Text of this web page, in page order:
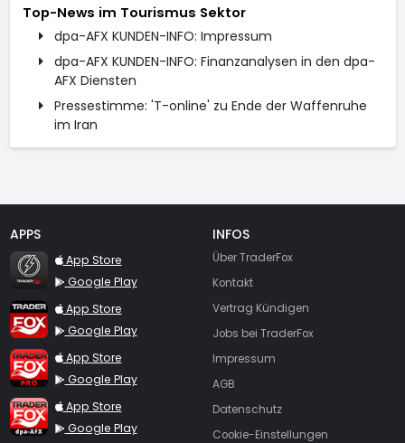
Top-News im Tourismus Sektor
dpa-AFX KUNDEN-INFO: Impressum
dpa-AFX KUNDEN-INFO: Finanzanalysen in den dpa-
AFX Diensten
Pressestimme: 'T-online' zu Ende der Waffenruhe
im Iran
APPS
TraderFox Flash
App Store
Google Play
TraderFox App
App Store
Google Play
TraderFox Pro
App Store
Google Play
TraderFox dpa-AFX ProFeed
App Store
Google Play
INFOS
Über TraderFox
Kontakt
Vertrag Kündigen
Jobs bei TraderFox
Impressum
AGB
Datenschutz
Cookie-Einstellungen